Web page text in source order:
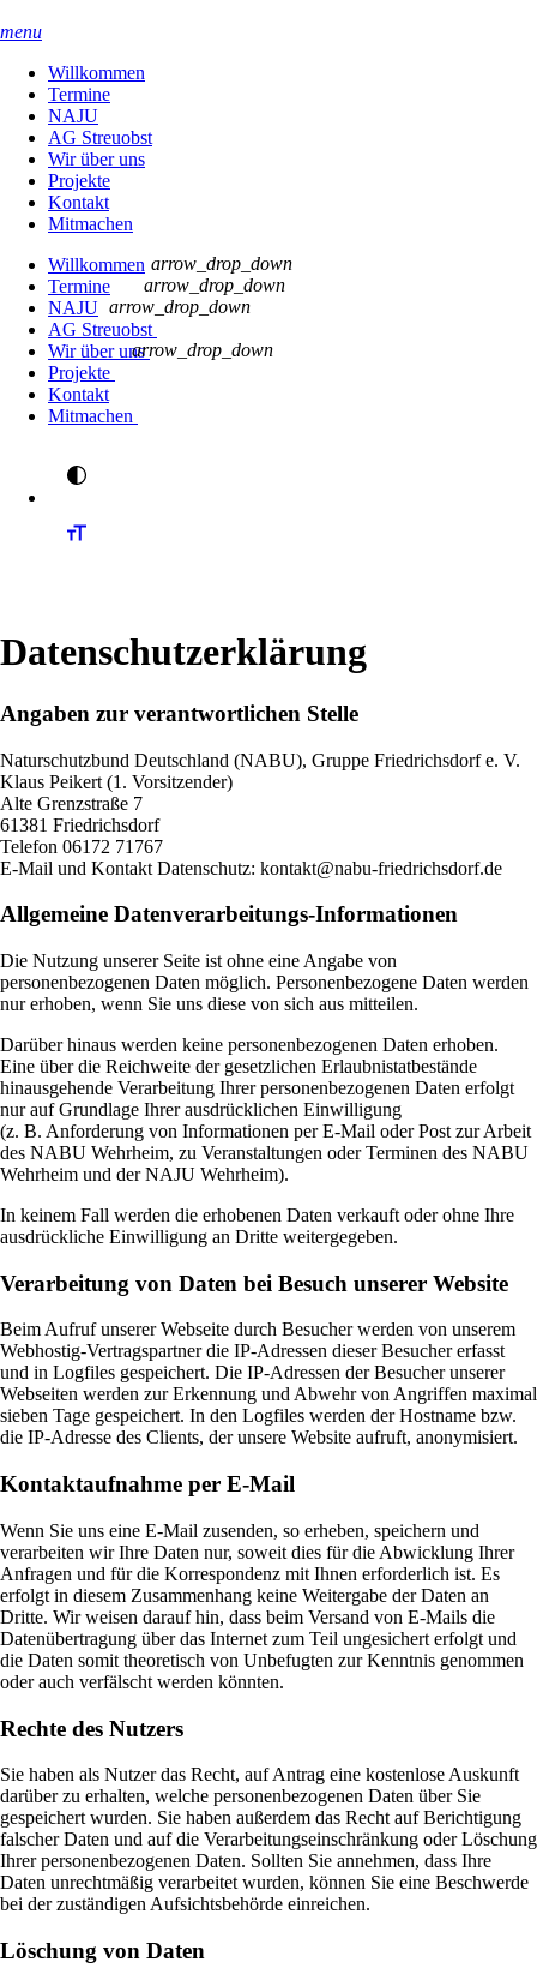
menu
Willkommen
Termine
NAJU
AG Streuobst
Wir über uns
Projekte
Kontakt
Mitmachen
Willkommen
Termine
NAJU
AG Streuobst
arrow_drop_down
Wir über uns
arrow_drop_down
Projekte
arrow_drop_down
Kontakt
Mitmachen
arrow_drop_down
Datenschutz­erklärung
Angaben zur verantwortlichen Stelle
Naturschutzbund Deutschland (NABU), Gruppe Friedrichsdorf e. V.
Klaus Peikert (1. Vorsitzender)
Alte Grenzstraße 7
61381 Friedrichsdorf
Telefon 06172 71767
E-Mail und Kontakt Datenschutz: kontakt@nabu-friedrichsdorf.de
Allgemeine Datenverarbeitungs-Informationen
Die Nutzung unserer Seite ist ohne eine Angabe von
personenbezogenen Daten möglich. Personenbezogene Daten werden
nur erhoben, wenn Sie uns diese von sich aus mitteilen.
Darüber hinaus werden keine personenbezogenen Daten erhoben.
Eine über die Reichweite der gesetzlichen Erlaubnistatbestände
hinausgehende Verarbeitung Ihrer personenbezogenen Daten erfolgt
nur auf Grundlage Ihrer ausdrücklichen Einwilligung
(z. B. Anforderung von Informationen per E-Mail oder Post zur Arbeit
des NABU Wehrheim, zu Veranstaltungen oder Terminen des NABU
Wehrheim und der NAJU Wehrheim).
In keinem Fall werden die erhobenen Daten verkauft oder ohne Ihre
ausdrückliche Einwilligung an Dritte weitergegeben.
Verarbeitung von Daten bei Besuch unserer Website
Beim Aufruf unserer Webseite durch Besucher werden von unserem
Webhostig-Vertragspartner die IP-Adressen dieser Besucher erfasst
und in Logfiles gespeichert. Die IP-Adressen der Besucher unserer
Webseiten werden zur Erkennung und Abwehr von Angriffen maximal
sieben Tage gespeichert. In den Logfiles werden der Hostname bzw.
die IP-Adresse des Clients, der unsere Website aufruft, anonymisiert.
Kontaktaufnahme per E-Mail
Wenn Sie uns eine E-Mail zusenden, so erheben, speichern und
verarbeiten wir Ihre Daten nur, soweit dies für die Abwicklung Ihrer
Anfragen und für die Korrespondenz mit Ihnen erforderlich ist. Es
erfolgt in diesem Zusammenhang keine Weitergabe der Daten an
Dritte. Wir weisen darauf hin, dass beim Versand von E-Mails die
Datenübertragung über das Internet zum Teil ungesichert erfolgt und
die Daten somit theoretisch von Unbefugten zur Kenntnis genommen
oder auch verfälscht werden könnten.
Rechte des Nutzers
Sie haben als Nutzer das Recht, auf Antrag eine kostenlose Auskunft
darüber zu erhalten, welche personenbezogenen Daten über Sie
gespeichert wurden. Sie haben außerdem das Recht auf Berichtigung
falscher Daten und auf die Verarbeitungseinschränkung oder Löschung
Ihrer personenbezogenen Daten. Sollten Sie annehmen, dass Ihre
Daten unrechtmäßig verarbeitet wurden, können Sie eine Beschwerde
bei der zuständigen Aufsichtsbehörde einreichen.
Löschung von Daten